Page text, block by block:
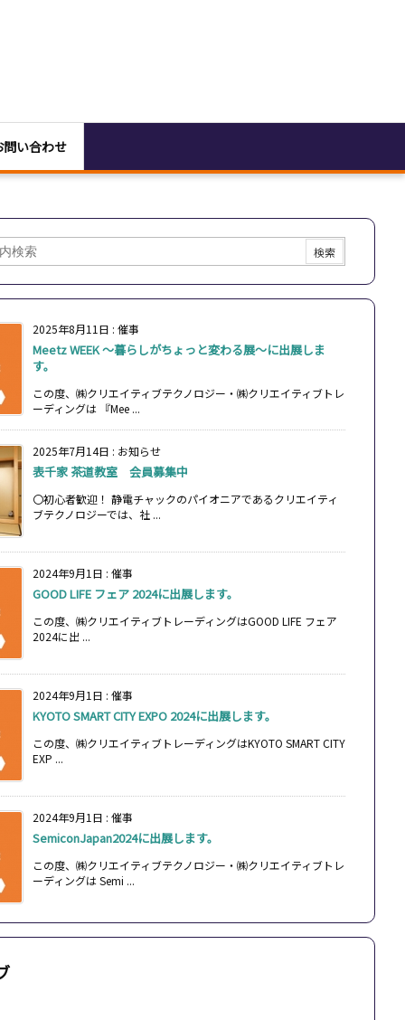
問い合わせ
2025年8月11日 : 催事
Meetz WEEK ～暮らしがちょっと変わる展～に出展しま
す。
この度、㈱クリエイティブテクノロジー・㈱クリエイティブトレ
ーディングは 『Mee ...
2025年7月14日 : お知らせ
表千家 茶道教室 会員募集中
〇初心者歓迎！ 静電チャックのパイオニアであるクリエイティ
ブテクノロジーでは、社 ...
2024年9月1日 : 催事
GOOD LIFE フェア 2024に出展します。
この度、㈱クリエイティブトレーディングはGOOD LIFE フェア
2024に出 ...
2024年9月1日 : 催事
KYOTO SMART CITY EXPO 2024に出展します。
この度、㈱クリエイティブトレーディングはKYOTO SMART CITY
EXP ...
2024年9月1日 : 催事
SemiconJapan2024に出展します。
この度、㈱クリエイティブテクノロジー・㈱クリエイティブトレ
ーディングは Semi ...